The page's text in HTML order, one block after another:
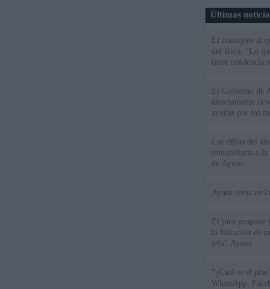
Últimas
El consejero al
del ático: "Lo
tiene residencia
El Gobierno de
directamente la
ayudas por los
Las cifras del
inmobiliaria a la
de Ayuso
Ayuso reina en
El juez propone
la filtración de
jefa" Ayuso
"¿Cuál es el
WhatsApp,